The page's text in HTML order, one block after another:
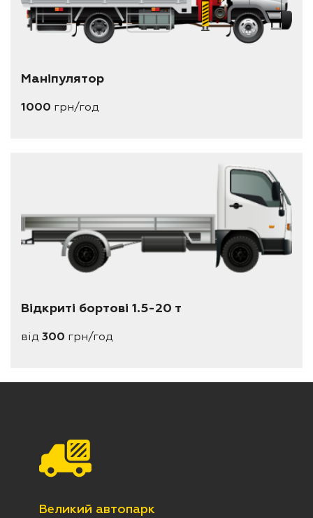
Маніпулятор
1000 грн/год
Відкриті бортові 1.5-20 т
від 300 грн/год
Великий автопарк